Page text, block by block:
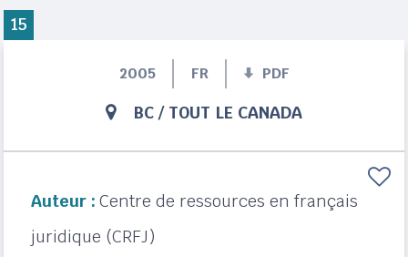
2005 FR PDF
BC / TOUT LE CANADA
Auteur : Centre de ressources en français
juridique (CRFJ)
15